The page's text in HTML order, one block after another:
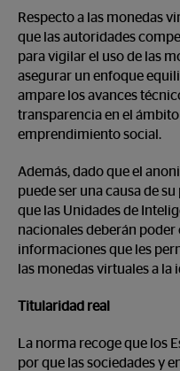
Respecto a las monedas
que las autoridades
para vigilar el uso de las
asegurar un enfoque
ampare los avances
transparencia en el
emprendimiento social.
Además, dado que el
puede ser una causa de
que las Unidades de
nacionales deberán
informaciones que les
las monedas virtuales a
Titularidad real
La norma recoge que los
por que las sociedades y